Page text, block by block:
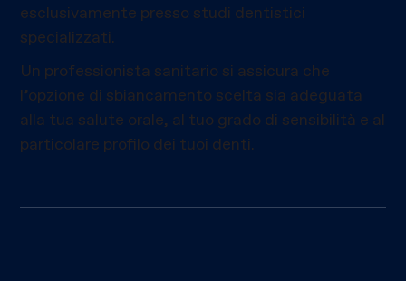
esclusivamente presso studi dentistici
specializzati.
Un professionista sanitario si assicura che
l’opzione di sbiancamento scelta sia adeguata
alla tua salute orale, al tuo grado di sensibilità e al
particolare profilo dei tuoi denti.